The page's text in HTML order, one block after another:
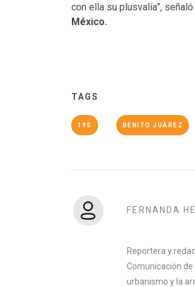
con ella su plusvalía”, señaló
México.
TAGS
19S BENITO JUÁREZ
FERNANDA
Reportera y
Comunicación de
urbanismo y la